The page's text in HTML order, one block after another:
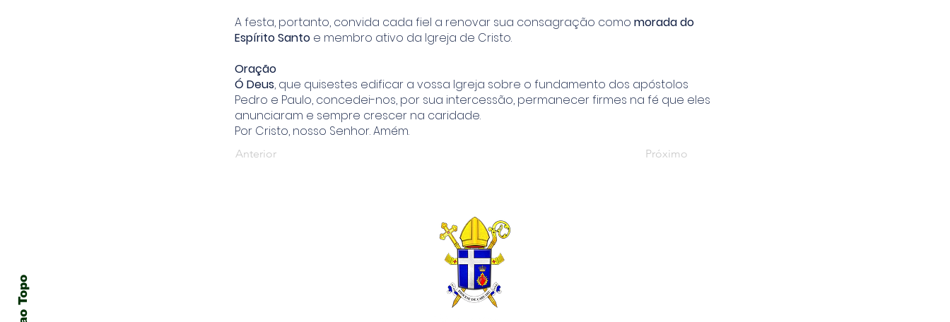
A festa, portanto, convida cada fiel a renovar sua consagração como morada do
Espírito Santo e membro ativo da Igreja de Cristo.
Oração
Ó Deus, que quisestes edificar a vossa Igreja sobre o fundamento dos apóstolos
Pedro e Paulo, concedei-nos, por sua intercessão, permanecer firmes na fé que eles
anunciaram e sempre crescer na caridade.
Por Cristo, nosso Senhor. Amém.
Anterior Próximo